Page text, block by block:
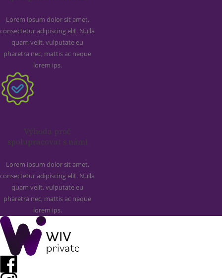
Lorem ipsum dolor sit amet,
consectetur adipiscing elit. Nulla
quam velit, vulputate eu
pharetra nec, mattis ac neque
lorem ips.
Výhoda proč
spolupracovat s námi
Lorem ipsum dolor sit amet,
consectetur adipiscing elit. Nulla
quam velit, vulputate eu
pharetra nec, mattis ac neque
lorem ips.